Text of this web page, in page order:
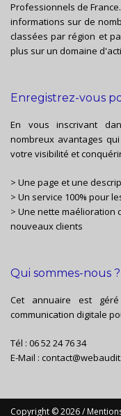
Professionnels de
informations sur de
classées par région et
plus sur un domaine
Enregistrez-vous
En vous inscrivant
nombreux avantages
votre visibilité et
> Une page et une
> Un service 100% pour
> Une nette maélioration
nouveaux clients
Qui sommes-nous ?
Cet annuaire est
communication digitale
Tél : 06 52 24 76 34
E-Mail :
Copyright © 2026 /